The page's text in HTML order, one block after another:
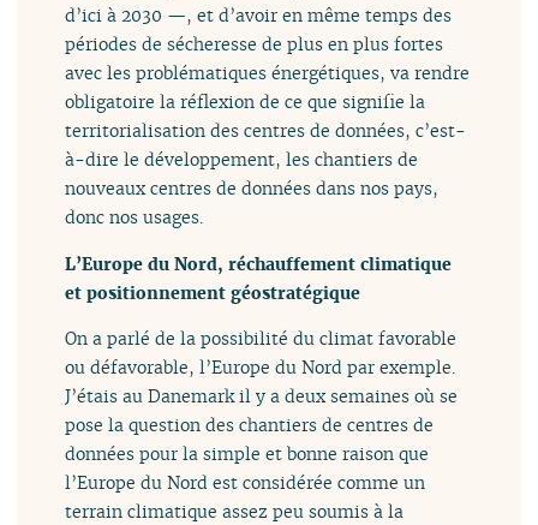
d’ici à 2030 —, et d’avoir en même temps des
périodes de sécheresse de plus en plus fortes
avec les problématiques énergétiques, va rendre
obligatoire la réflexion de ce que signifie la
territorialisation des centres de données, c’est-
à-dire le développement, les chantiers de
nouveaux centres de données dans nos pays,
donc nos usages.
L’Europe du Nord, réchauffement climatique
et positionnement géostratégique
On a parlé de la possibilité du climat favorable
ou défavorable, l’Europe du Nord par exemple.
J’étais au Danemark il y a deux semaines où se
pose la question des chantiers de centres de
données pour la simple et bonne raison que
l’Europe du Nord est considérée comme un
terrain climatique assez peu soumis à la